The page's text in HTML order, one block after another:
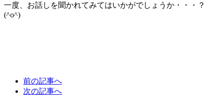
一度、お話しを聞かれてみてはいかがでしょうか・・・？
(^o^)
前の記事へ
次の記事へ